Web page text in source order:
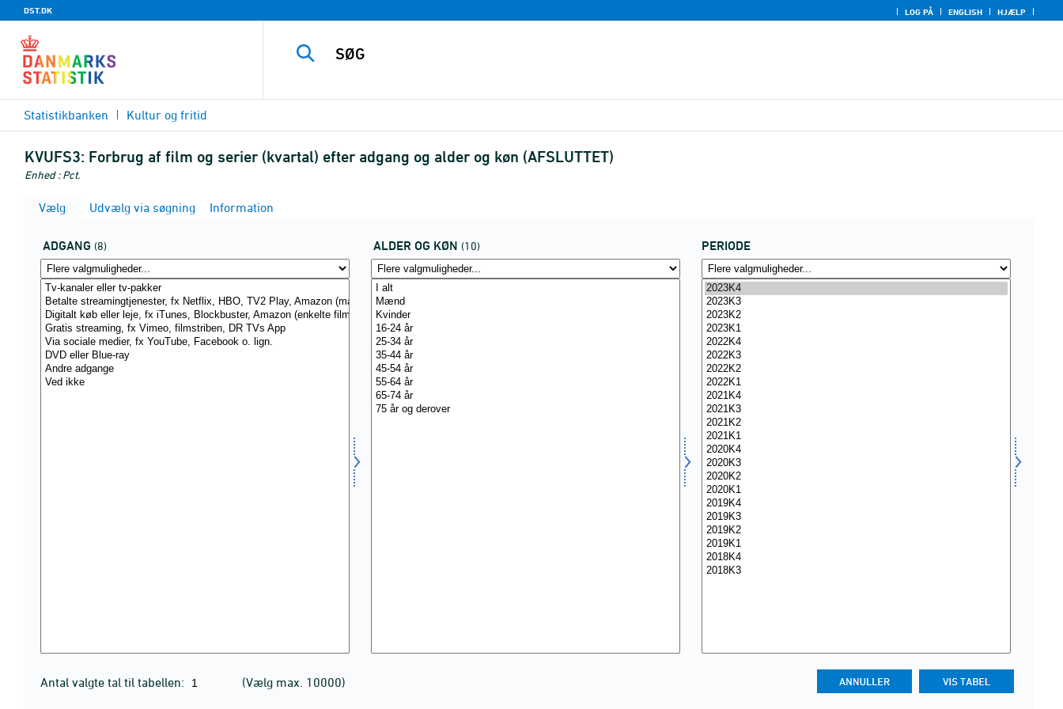
DST.DK LOG PÅ ENGLISH HJÆLP
Statistikbanken Kultur og fritid
KVUFS3: Forbrug af film og serier (kvartal) efter adgang og alder og køn (AFSLUTTET)
Enhed : Pct.
Vælg Udvælg via søgning Information
ADGANG (8) ALDER OG KØN (10) PERIODE
Antal valgte tal til tabellen: (Vælg max. 10000)